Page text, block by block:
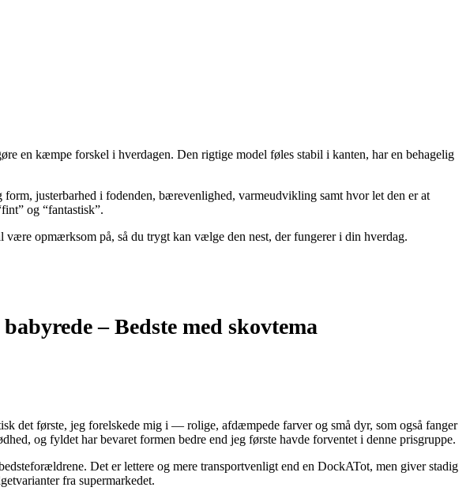
en kæmpe forskel i hverdagen. Den rigtige model føles stabil i kanten, har en behagelig
justerbarhed i fodenden, bærevenlighed, varmeudvikling samt hvor let den er at
og “fantastisk”.
være opmærksom på, så du trygt kan vælge den nest, der fungerer i din hverdag.
–Bedste med skovtema
det første, jeg forelskede mig i — rolige, afdæmpede farver og små dyr, som også fanger
og fyldet har bevaret formen bedre end jeg første havde forventet i denne prisgruppe.
Det er lettere og mere transportvenligt end en DockATot, men giver stadig
fra supermarkedet.